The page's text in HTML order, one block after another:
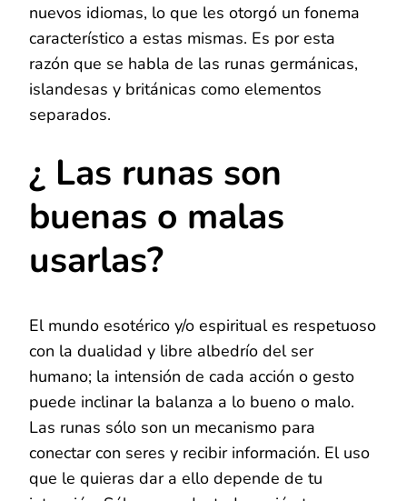
nuevos idiomas, lo que les otorgó un fonema
característico a estas mismas. Es por esta
razón que se habla de las runas germánicas,
islandesas y británicas como elementos
separados.
¿ Las runas son
buenas o malas
usarlas?
El mundo esotérico y/o espiritual es respetuoso
con la dualidad y libre albedrío del ser
humano; la intensión de cada acción o gesto
puede inclinar la balanza a lo bueno o malo.
Las runas sólo son un mecanismo para
conectar con seres y recibir información. El uso
que le quieras dar a ello depende de tu